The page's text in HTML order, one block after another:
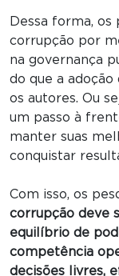
Dessa forma, os
corrupção por
na governança
do que a
os autores. Ou
um passo à
manter suas
conquistar
Com isso, os
corrupção deve
equilíbrio de
competência
decisões livres,